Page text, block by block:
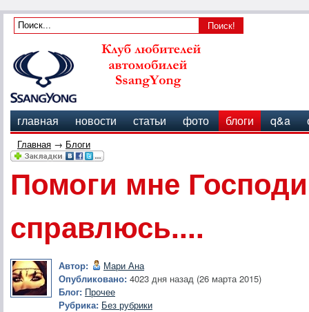
главная новости статьи фото блоги q&a
Главная → Блоги
Помоги мне
справлюсь....
Автор:
Мари Ана
Опубликовано: 4023 дня назад (26 марта 2015)
Блог: Прочее
Рубрика: Без рубрики